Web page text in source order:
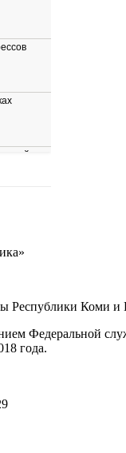
Республики Коми и
Федеральной
года.